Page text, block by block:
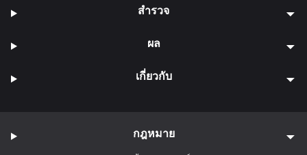
สำรวจ
ผล
เกี่ยวกับ
กฎหมาย